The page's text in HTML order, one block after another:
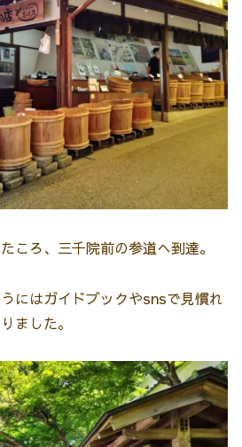
ころ、三千院前の参道へ到達。
にはガイドブックやsnsで見慣れ
ました。